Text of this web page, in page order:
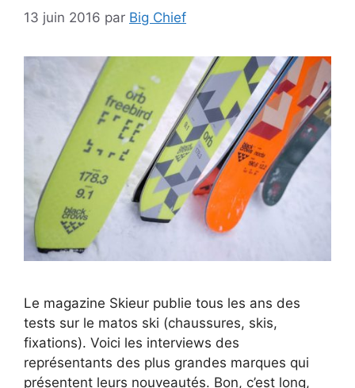
13 juin 2016 par Big Chief
Le magazine Skieur publie tous les ans des
tests sur le matos ski (chaussures, skis,
fixations). Voici les interviews des
représentants des plus grandes marques qui
présentent leurs nouveautés. Bon, c’est long,